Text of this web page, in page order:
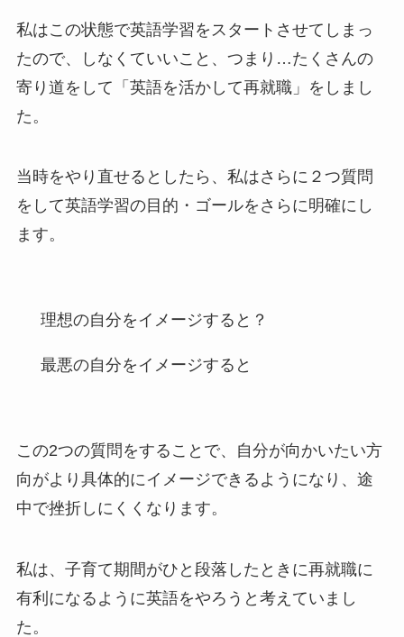
私はこの状態で英語学習をスタートさせてしまっ
たので、しなくていいこと、つまり…たくさんの
寄り道をして「英語を活かして再就職」をしまし
た。
当時をやり直せるとしたら、私はさらに２つ質問
をして英語学習の目的・ゴールをさらに明確にし
ます。
理想の自分をイメージすると？
最悪の自分をイメージすると
この2つの質問をすることで、自分が向かいたい方
向がより具体的にイメージできるようになり、途
中で挫折しにくくなります。
私は、子育て期間がひと段落したときに再就職に
有利になるように英語をやろうと考えていまし
た。